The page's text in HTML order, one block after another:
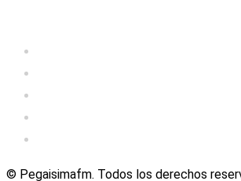
© Pegaisimafm. Todos los derechos